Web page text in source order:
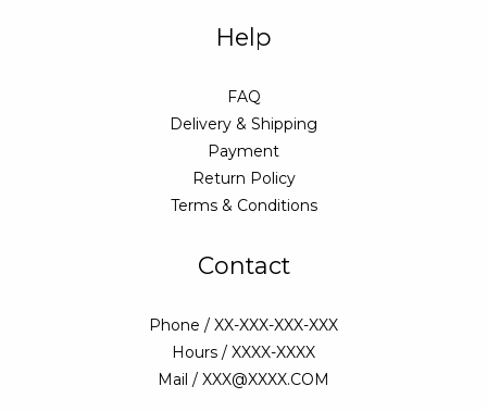
Help
FAQ
Delivery & Shipping
Payment
Return Policy
Terms & Conditions
Contact
Phone / XX-XXX-XXX-XXX
Hours / XXXX-XXXX
Mail / XXX@XXXX.COM